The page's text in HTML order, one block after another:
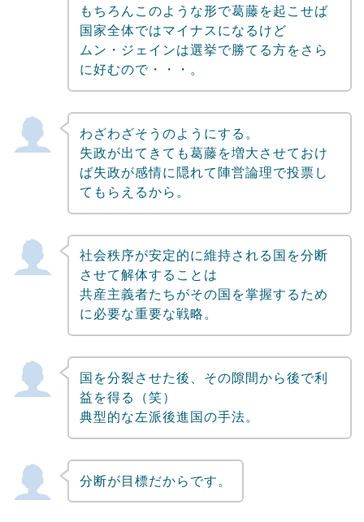
もちろんこのような形で葛藤を起こせば
国家全体ではマイナスになるけど
ムン・ジェインは選挙で勝てる方をさら
に好むので・・・。
わざわざそうのようにする。
失政が出てきても葛藤を増大させておけ
ば失政が感情に隠れて陣営論理で投票し
てもらえるから。
社会秩序が安定的に維持される国を分断
させて解体することは
共産主義者たちがその国を掌握するため
に必要な重要な戦略。
国を分裂させた後、その隙間から後で利
益を得る（笑）
典型的な左派後進国の手法。
分断が目標だからです。